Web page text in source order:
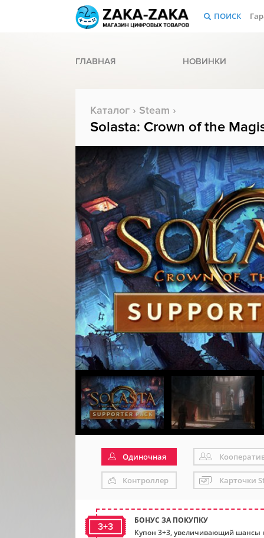
ПОИСК
ГЛАВНАЯ НОВИНКИ
Каталог › Steam ›
Solasta: Crown of the
Одиночная
Контроллер Карточки
3+3
БОНУС ЗА ПОКУПКУ
Купон 3+3, увеличивающий шансы